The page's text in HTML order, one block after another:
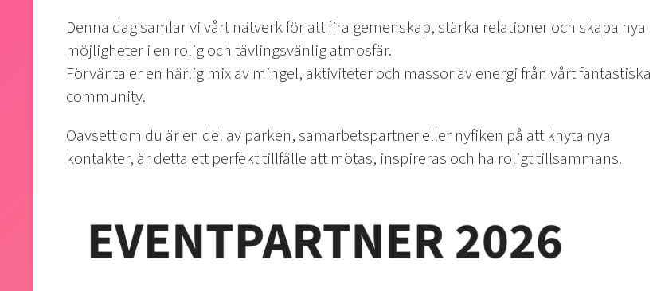
Denna dag samlar vi vårt nätverk för att fira gemenskap, stärka relationer och skapa nya
möjligheter i en rolig och tävlingsvänlig atmosfär.
Förvänta er en härlig mix av mingel, aktiviteter och massor av energi från vårt fantastiska
community.
Oavsett om du är en del av parken, samarbetspartner eller nyfiken på att knyta nya
kontakter, är detta ett perfekt tillfälle att mötas, inspireras och ha roligt tillsammans.